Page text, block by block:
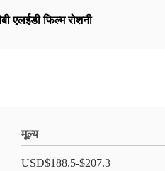
एलईडी फिल्म रोशनी
मूल्य
USD$188.5-$207.3